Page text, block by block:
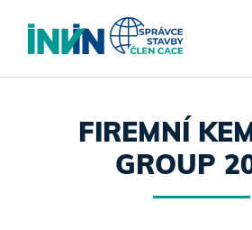
FIREMNÍ
GROUP